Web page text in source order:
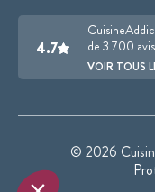
4.7
de 3 700
VOIR TOUS
© 2026